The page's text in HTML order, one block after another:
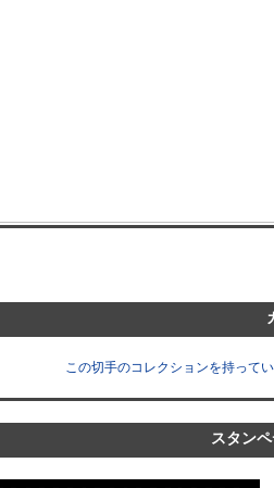
この切手のコレクションを持って
スタン